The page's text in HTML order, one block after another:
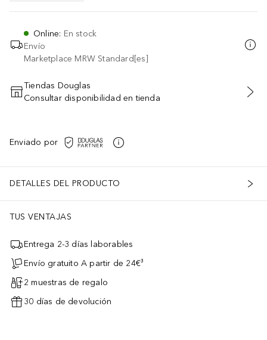
Online: En stock
Envío
Marketplace MRW Standard[es]
AÑADIR AL CARRITO
Tiendas Douglas
Consultar disponibilidad en tienda
Enviado por
DETALLES DEL PRODUCTO
TUS VENTAJAS
Entrega 2-3 días laborables
Envío gratuito A partir de 24€³
2 muestras de regalo
30 días de devolución